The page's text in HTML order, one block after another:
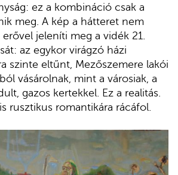
ez a kombináció csak a
meg. A kép a hátteret nem
jeleníti meg a vidék 21.
az egykor virágzó házi
szinte eltűnt, Mezőszemere lakói
vásárolnak, mint a városiak, a
gazos kertekkel. Ez a realitás.
rusztikus romantikára rácáfol.